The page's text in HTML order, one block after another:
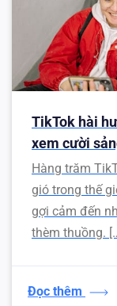
TikTok hài
xem cười
Hàng trăm
gió trong thế
gợi cảm đến
thèm thuồng.
Đọc thêm